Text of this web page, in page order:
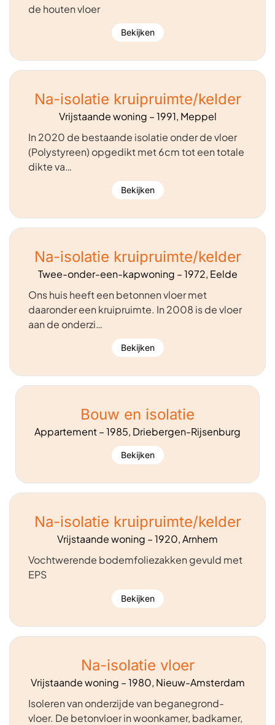
de houten vloer
Bekijken
Na-isolatie kruipruimte/kelder
Vrijstaande woning – 1991, Meppel
In 2020 de bestaande isolatie onder de vloer
(Polystyreen) opgedikt met 6cm tot een totale
dikte va…
Bekijken
Na-isolatie kruipruimte/kelder
Twee-onder-een-kapwoning – 1972, Eelde
Ons huis heeft een betonnen vloer met
daaronder een kruipruimte. In 2008 is de vloer
aan de onderzi…
Bekijken
Bouw en isolatie
Appartement – 1985, Driebergen-Rijsenburg
Bekijken
Na-isolatie kruipruimte/kelder
Vrijstaande woning – 1920, Arnhem
Vochtwerende bodemfoliezakken gevuld met
EPS
Bekijken
Na-isolatie vloer
Vrijstaande woning – 1980, Nieuw-Amsterdam
Isoleren van onderzijde van beganegrond-
vloer. De betonvloer in woonkamer, badkamer,